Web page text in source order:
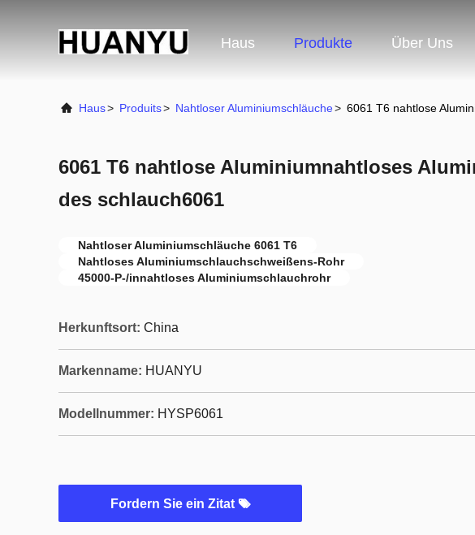
Haus Produkte Über Uns
Haus> Produits> Nahtloser Aluminiumschläuche> 6061 T6 nahtlose
6061 T6 nahtlose Aluminiumnahtloses
des schlauch6061
Nahtloser Aluminiumschläuche 6061 T6
Nahtloses Aluminiumschlauchschweißens-Rohr
45000-P-/innahtloses Aluminiumschlauchrohr
Herkunftsort: China
Markenname: HUANYU
Modellnummer: HYSP6061
Fordern Sie ein Zitat